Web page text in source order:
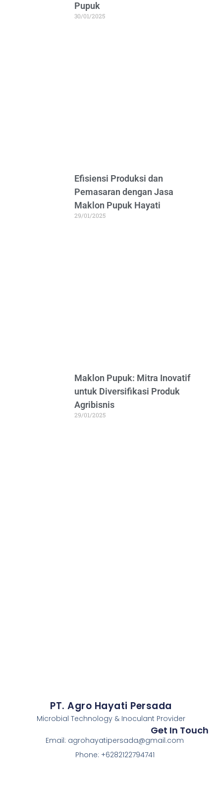
Pupuk
30/01/2025
Efisiensi Produksi dan
Pemasaran dengan Jasa
Maklon Pupuk Hayati
29/01/2025
Maklon Pupuk: Mitra Inovatif
untuk Diversifikasi Produk
Agribisnis
29/01/2025
PT. Agro Hayati Persada
Microbial Technology & Inoculant Provider
Get In Touch
Email: agrohayatipersada@gmail.com
Phone: +6282122794741